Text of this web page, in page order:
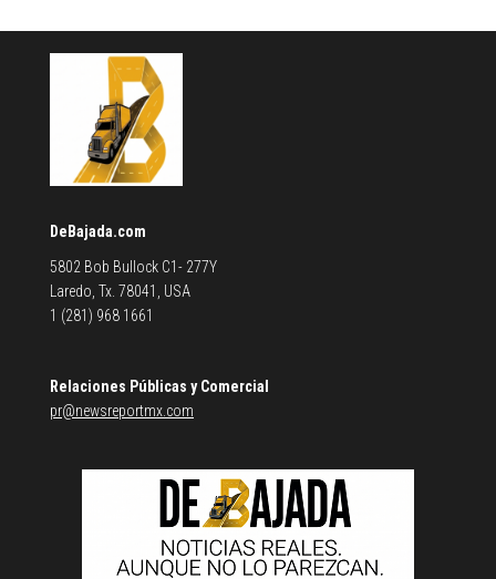
DeBajada.com
5802 Bob Bullock C1- 277Y
Laredo, Tx. 78041, USA
1 (281) 968 1661
Relaciones Públicas y Comercial
pr@newsreportmx.com